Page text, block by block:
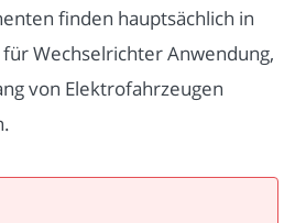
finden hauptsächlich in
Wechselrichter Anwendung,
von Elektrofahrzeugen